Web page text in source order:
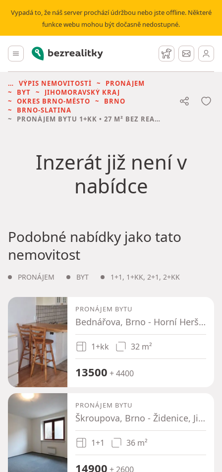
Vypadá to, že náš server prochází údržbou nebo jste offline. Některé
funkce webu mohou být dočasně nedostupné.
Hlavní menu
Bezrealitky Hlídací pes
Zprávy
VÝPIS NEMOVITOSTÍ
PRONÁJEM
BYT
JIHOMORAVSKÝ KRAJ
OKRES BRNO-MĚSTO
BRNO
BRNO-SLATINA
PRONÁJEM BYTU 1+KK • 27 M² BEZ REALITKY
Inzerát již není v
nabídce
Podobné nabídky jako tato
nemovitost
PRONÁJEM BYT 1+1 , 1+KK, 2+1 , 2+KK
PRONÁJEM BYTU
Bednářova, Brno - Horní Heršpice, Jihomoravský kraj
1+kk 32 m²
13500 + 4400
PRONÁJEM BYTU
Škroupova, Brno - Židenice, Jihomoravský kraj
1+1 36 m²
14900 + 2600